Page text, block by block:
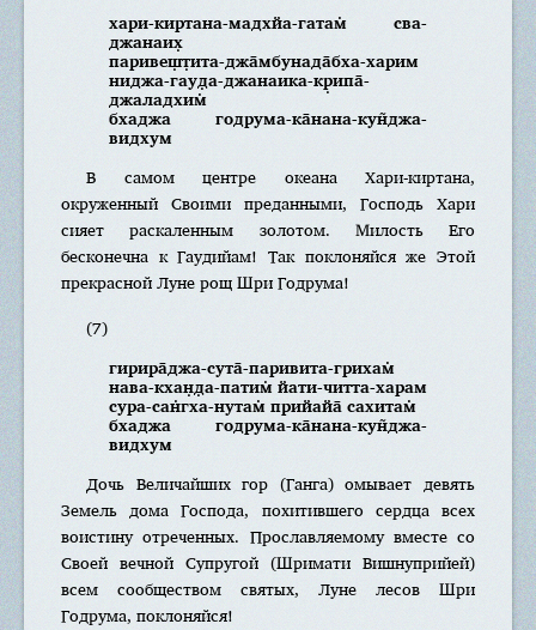
хари-киртана-мадхйа-гатам̇ сва-
джанаих̣
паривеш̣т̣ита-джа̄мбунада̄бха-харим
ниджа-гауд̣а-джанаика-кр̣ипа̄-
джаладхим̇
бхаджа годрума-ка̄нана-кун̃джа-
видхум
В самом центре океана Хари-киртана,
окруженный Своими преданными, Господь Хари
сияет раскаленным золотом. Милость Его
бесконечна к Гаудийам! Так поклоняйся же Этой
прекрасной Луне рощ Шри Годрума!
(7)
гирира̄джа-сута̄-паривита-грихам̇
нава-кхан̣д̣а-патим̇ йати-читта-харам
сура-сан̇гха-нутам̇ прийайа̄ сахитам̇
бхаджа годрума-ка̄нана-кун̃джа-
видхум
Дочь Величайших гор (Ганга) омывает девять
Земель дома Господа, похитившего сердца всех
воистину отреченных. Прославляемому вместе со
Своей вечной Супругой (Шримати Вишнуприйей)
всем сообществом святых, Луне лесов Шри
Годрума, поклоняйся!